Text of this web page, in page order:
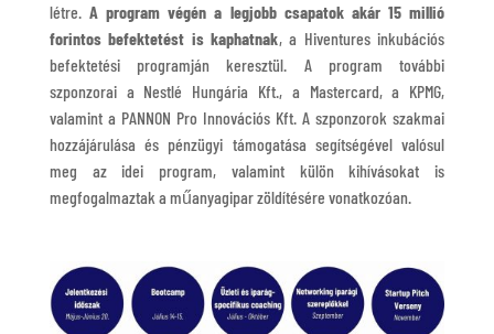
létre. A program végén a legjobb csapatok akár 15 millió
forintos befektetést is kaphatnak, a Hiventures inkubációs
befektetési programján keresztül. A program további
szponzorai a Nestlé Hungária Kft., a Mastercard, a KPMG,
valamint a PANNON Pro Innovációs Kft. A szponzorok szakmai
hozzájárulása és pénzügyi támogatása segítségével valósul
meg az idei program, valamint külön kihívásokat is
megfogalmaztak a műanyagipar zöldítésére vonatkozóan.